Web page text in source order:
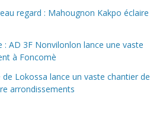
regard : Mahougnon Kakpo éclaire
: AD 3F Nonvilonlon lance une vaste
à Foncomè
Lokossa lance un vaste chantier de
arrondissements